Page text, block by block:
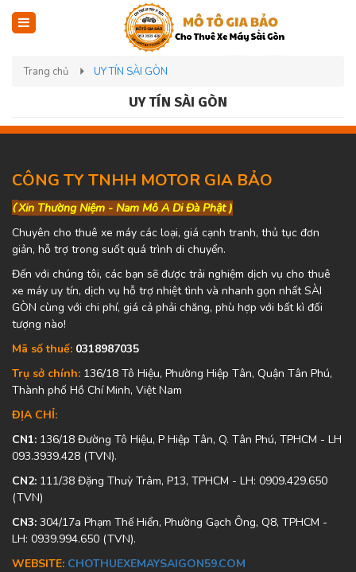
Trang chủ UY TÍN SÀI GÒN
UY TÍN SÀI GÒN
CÔNG TY TNHH MOTOR GIA BẢO
(Xin Thường Niệm - Nam Mô A Di Đà Phật )
Chuyên cho thuê xe máy các loại, giá cạnh tranh, thủ tục đơn
giản, hỗ trợ trong suốt quá trình di chuyển.
Đến với chúng tôi, các bạn sẽ được trải nghiệm dịch vụ cho thuê
xe máy uy tín, dịch vụ hỗ trợ nhiệt tình và nhanh gọn nhất SÀI
GÒN cùng với chi phí, giá cả phải chăng, phù hợp với bất kì đối
tượng nào!
Mã số thuế: 0318987035
Trụ sở chính: 136/18 Tô Hiệu, Phường Hiệp Tân, Quận Tân Phú,
Thành phố Hồ Chí Minh, Việt Nam
ĐỊA CHỈ:
CN1: 136/18 Đường Tô Hiệu, P Hiệp Tân, Q. Tân Phú, TPHCM - LH
093.3939.428 (TVN).
CN2: 111/38 Đặng Thuỳ Trâm, P13, TPHCM - LH: 0909.429.650
(TVN)
CN3: 304/17a Phạm Thế Hiển, Phường Gạch Ông, Q8, TPHCM -
LH: 0939.994.650 (TVN).
WEBSITE: CHOTHUEXEMAYSAIGON59.COM